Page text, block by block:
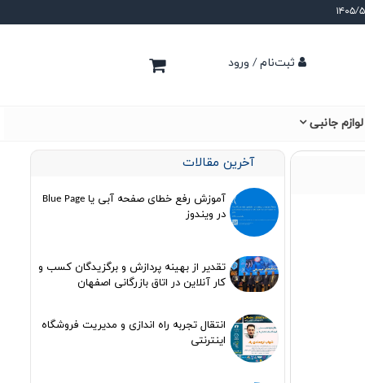
ثبت‌نام / ورود
لوازم جانبی
آخرین مقالات
آموزش رفع خطای صفحه آبی یا Blue Page
در ویندوز
تقدیر از بهینه پردازش و برگزیدگان کسب و
کار آنلاین در اتاق بازرگانی اصفهان
انتقال تجربه راه اندازی و مدیریت فروشگاه
اینترنتی